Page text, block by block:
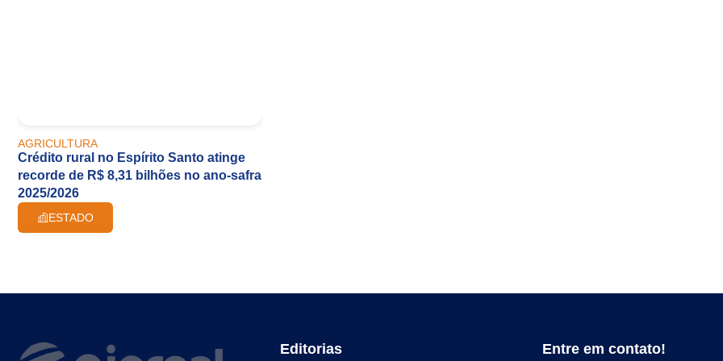
AGRICULTURA
Crédito rural no Espírito Santo atinge
recorde de R$ 8,31 bilhões no ano-safra
2025/2026
ESTADO
Editorias Entre em contato!